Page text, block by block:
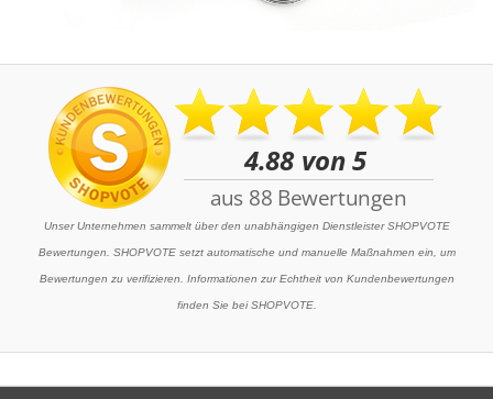
Unser Unternehmen sammelt über den unabhängigen Dienstleister SHOPVOTE
Bewertungen. SHOPVOTE setzt automatische und manuelle Maßnahmen ein, um
Bewertungen zu verifizieren. Informationen zur Echtheit von Kundenbewertungen
finden Sie bei SHOPVOTE.